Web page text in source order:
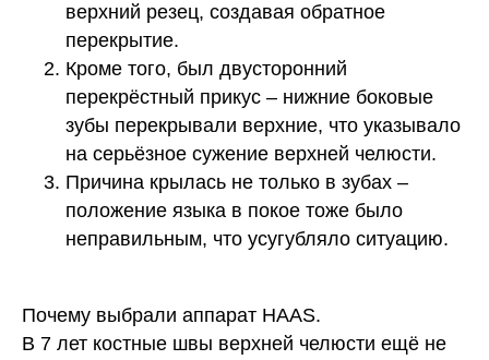
верхний резец, создавая обратное
перекрытие.
Кроме того, был двусторонний
перекрёстный прикус – нижние боковые
зубы перекрывали верхние, что указывало
на серьёзное сужение верхней челюсти.
Причина крылась не только в зубах –
положение языка в покое тоже было
неправильным, что усугубляло ситуацию.
Почему выбрали аппарат HAAS.
В 7 лет костные швы верхней челюсти ещё не